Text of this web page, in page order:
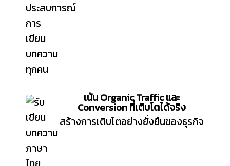
เน้น Organic Traffic และ
Conversion ที่เติบโตได้จริง
สร้างการเติบโตอย่างยั่งยืนของธุรกิจ